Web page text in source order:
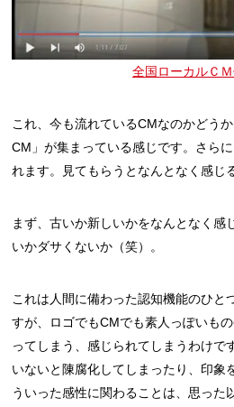
全国ローカルＣ
これ、今も流れているCMなのかどう
CM」が集まっている感じです。さら
れます。見てもらうとなんとなく感じ
まず、古いか新しいかをなんとなく感
いかダサくないか（笑）。
これは人間に備わった認知機能のひと
すが、ロゴでもCMでも素人っぽいも
ってしまう、感じられてしまうわけで
いないと陳腐化してしまったり、印象
ういった感性に関わることは、思った